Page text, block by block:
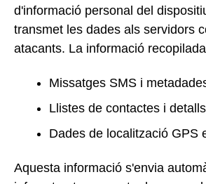
d'informació personal del
transmet les dades als servidors
atacants. La informació
Missatges SMS i
Llistes de contactes i
Dades de localització GPS
Aquesta informació s'envia